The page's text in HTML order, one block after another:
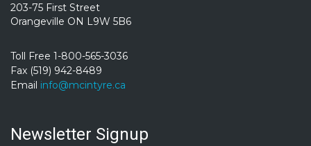
203-75 First Street
Orangeville ON L9W 5B6
Toll Free 1-800-565-3036
Fax (519) 942-8489
Email info@mcintyre.ca
Newsletter Signup